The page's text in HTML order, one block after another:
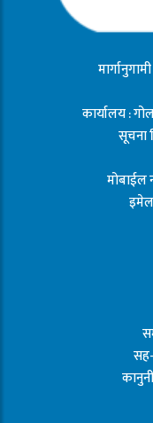
कार्यालय :
सूचना
मोबाईल